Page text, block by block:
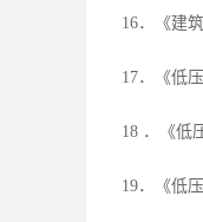
16．《建
17．《低
18 ．《低
19．《低